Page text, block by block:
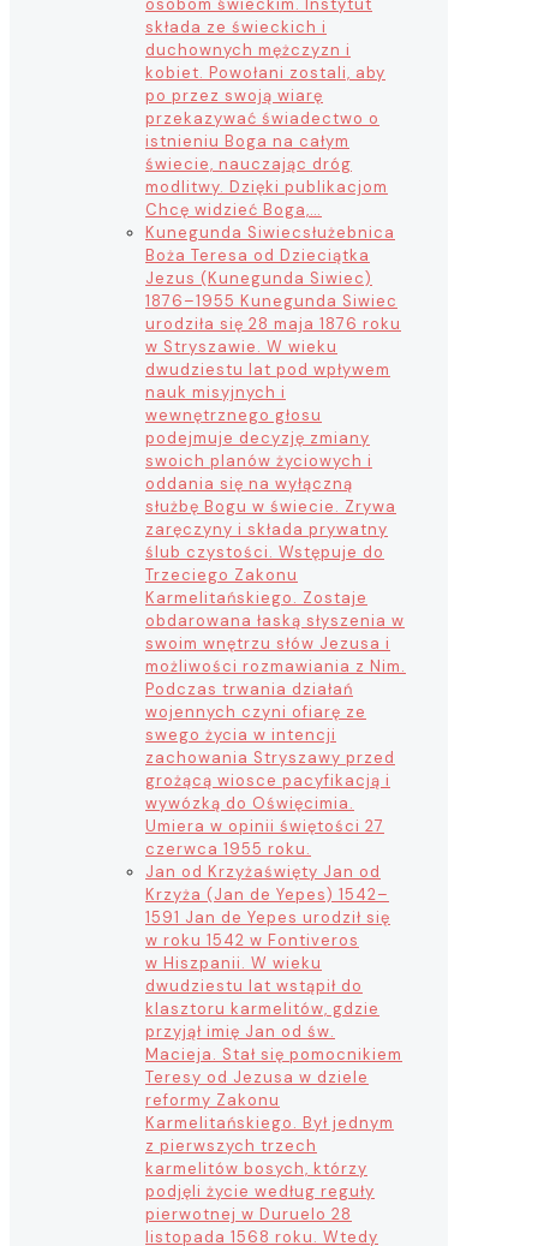
składa ze świeckich i
duchownych mężczyzn i
kobiet. Powołani zostali, aby
po przez swoją wiarę
przekazywać świadectwo o
istnieniu Boga na całym
świecie, nauczając dróg
modlitwy. Dzięki publikacjom
Chcę widzieć Boga,…
Kunegunda Siwiecsłużebnica
Boża Teresa od Dzieciątka
Jezus (Kunegunda Siwiec)
1876–1955 Kunegunda Siwiec
urodziła się 28 maja 1876 roku
w Stryszawie. W wieku
dwudziestu lat pod wpływem
nauk misyjnych i
wewnętrznego głosu
podejmuje decyzję zmiany
swoich planów życiowych i
oddania się na wyłączną
służbę Bogu w świecie. Zrywa
zaręczyny i składa prywatny
ślub czystości. Wstępuje do
Trzeciego Zakonu
Karmelitańskiego. Zostaje
obdarowana łaską słyszenia w
swoim wnętrzu słów Jezusa i
możliwości rozmawiania z Nim.
Podczas trwania działań
wojennych czyni ofiarę ze
swego życia w intencji
zachowania Stryszawy przed
grożącą wiosce pacyfikacją i
wywózką do Oświęcimia.
Umiera w opinii świętości 27
czerwca 1955 roku.
Jan od Krzyżaświęty Jan od
Krzyża (Jan de Yepes) 1542–
1591 Jan de Yepes urodził się
w roku 1542 w Fontiveros
w Hiszpanii. W wieku
dwudziestu lat wstąpił do
klasztoru karmelitów, gdzie
przyjął imię Jan od św.
Macieja. Stał się pomocnikiem
Teresy od Jezusa w dziele
reformy Zakonu
Karmelitańskiego. Był jednym
z pierwszych trzech
karmelitów bosych, którzy
podjęli życie według reguły
pierwotnej w Duruelo 28
listopada 1568 roku. Wtedy